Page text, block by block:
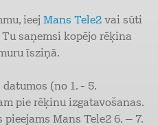
ieej Mans Tele2 vai sūti
Tu saņemsi kopējo rēķina
īsziņā.
(no 1. - 5.
pie rēķinu izgatavošanas.
Mans Tele2 6. – 7.